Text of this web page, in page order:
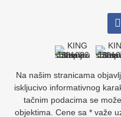
Na našim stranicama
iskljucivo informativnog
tačnim podacima se
objektima. Cene sa * važe